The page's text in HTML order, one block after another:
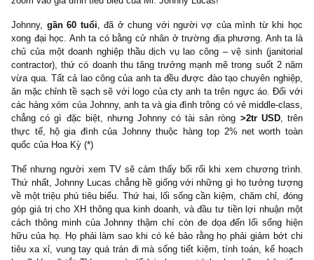
Trong 100 triệu hộ gia đình tại Mỹ, có bao nhiêu hộ kiếm
nhập ròng hơn 5 triệu USD/năm? Số liệu của chúng tôi cho thấy
dưới 5,000 hộ trên 100 triệu hộ (@S.A.F.E: bé hơn 0.01%) kiếm
số tiền đó một cách nhất quán. Thậm chí, nhiều người triệu
bên chúng tôi phỏng vấn còn chẳng hề kiếm được hơn 500
USD/năm. Song họ vẫn trở thành triệu phú vào độ tuổi ngũ tuần
sống cần kiệm, hợp lý, có kế hoạch. Số liệu trên cho ta thấy
hộ gia đình ở Mỹ không thể vừa muốn một lối sống xa hoa và
tài sản triệu phú cùng một lúc được.
Tuy nhiên đáng buồn thay, lối sống xa hoa bán rất tốt và thu hút
ý trên báo đài, TV. Giới trẻ Hoa Kỳ ngày nay tin rằng ai có tiền